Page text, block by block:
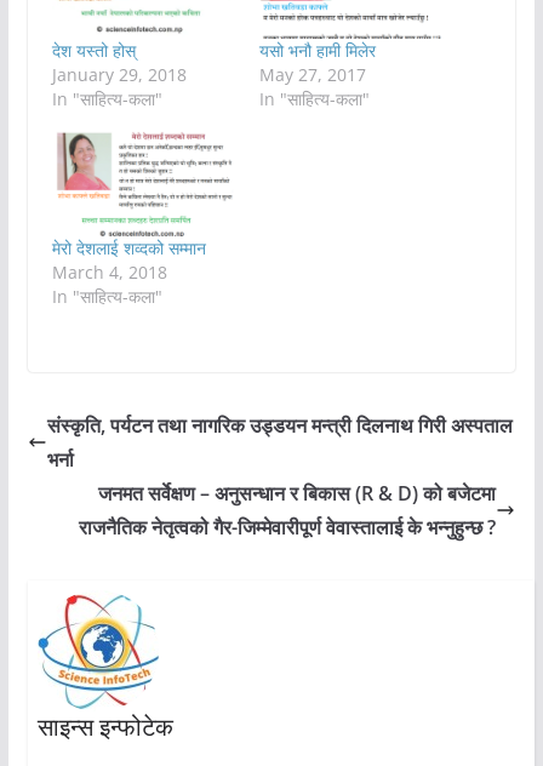
देश यस्तो होस्
January 29, 2018
In "साहित्य-कला"
यसो भनौ हामी मिलेर
May 27, 2017
In "साहित्य-कला"
मेरो देशलाई शव्दको सम्मान
March 4, 2018
In "साहित्य-कला"
संस्कृति, पर्यटन तथा नागरिक उड्डयन मन्त्री दिलनाथ गिरी अस्पताल
भर्ना
जनमत सर्वेक्षण – अनुसन्धान र बिकास (R & D) को बजेटमा
राजनैतिक नेतृत्वको गैर-जिम्मेवारीपूर्ण वेवास्तालाई के भन्नुहुन्छ ?
साइन्स इन्फोटेक